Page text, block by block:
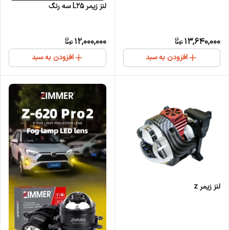
13,640,000
افزودن به سبد
لنز زیمر L25 سه رنگ
12,000,000
افزودن به سبد
لنز زیمر z